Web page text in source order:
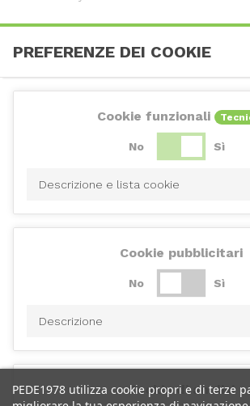
PEDE1978 utilizza cookie propri e di terze
PREFERENZE DEI COOKIE
Cookie funzionali
No Sì
Descrizione e lista cookie
Cookie pubblicitari
No Sì
Descrizione
Cookie di analisi